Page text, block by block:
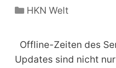
Kategorien
HKN Welt
Offline-Zeiten des
Updates sind nicht